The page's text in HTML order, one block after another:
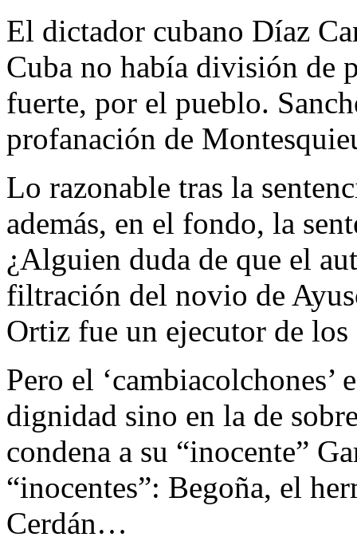
El dictador cubano Díaz
Cuba no había división de
fuerte, por el pueblo.
profanación de
Lo razonable tras la
además, en el fondo, la
¿Alguien duda de que el
filtración del novio de
Ortiz fue un ejecutor de los
Pero el ‘cambiacolchones’
dignidad sino en la de
condena a su “inocente”
“inocentes”: Begoña, el
Cerdán…